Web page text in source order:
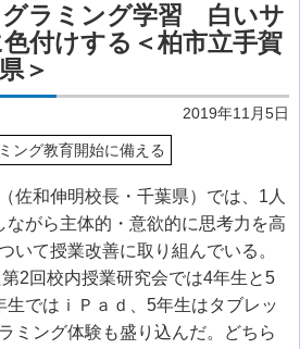
グラミング学習 白いサ
付けする＜柏市立手賀
＞
2019年11月5日
ング教育開始に備える
佐和伸明校長・千葉県）では、1人
ながら主体的・意欲的に思考力を高
いて授業改善に取り組んでいる。
2回校内授業研究会では4年生と5
ではｉＰａｄ、5年生はタブレッ
ミング体験も盛り込んだ。どちら